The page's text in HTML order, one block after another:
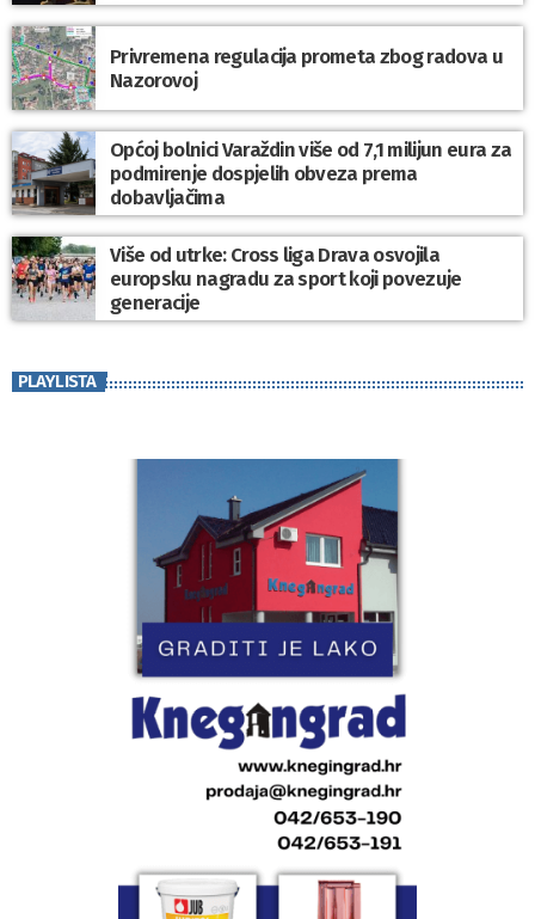
Privremena regulacija prometa zbog radova u
Nazorovoj
Općoj bolnici Varaždin više od 7,1 milijun eura za
podmirenje dospjelih obveza prema
dobavljačima
Više od utrke: Cross liga Drava osvojila
europsku nagradu za sport koji povezuje
generacije
PLAYLISTA